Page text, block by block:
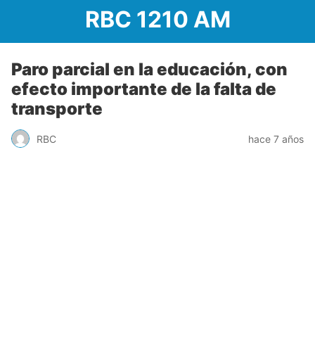
RBC 1210 AM
Paro parcial en la educación, con
efecto importante de la falta de
transporte
RBC hace 7 años